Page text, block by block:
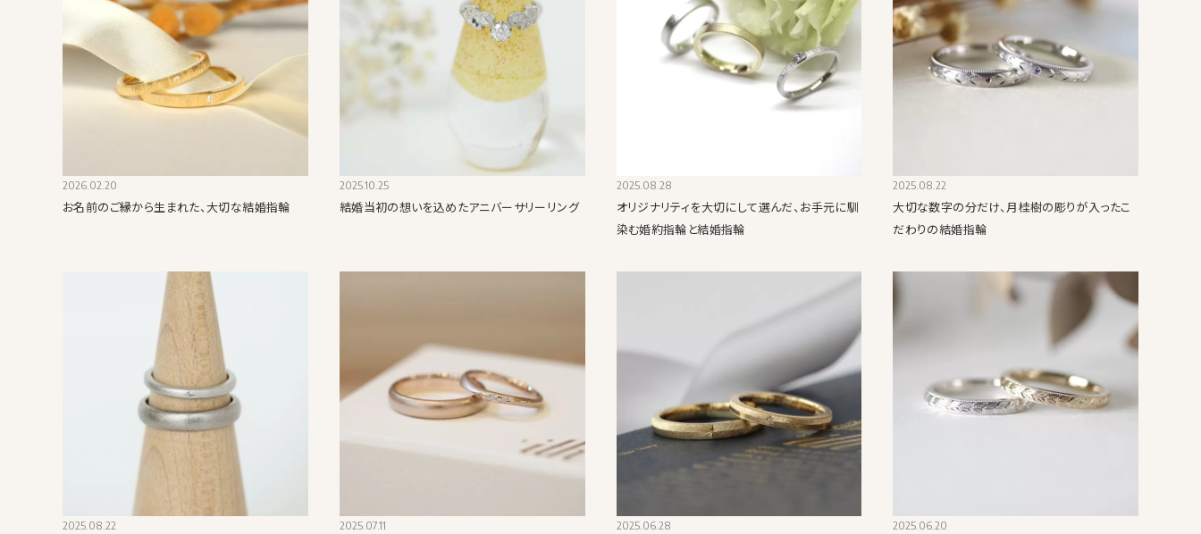
2026.02.20
お名前のご縁から生まれた、大切な結婚指輪
2025.10.25
結婚当初の想いを込めたアニバーサリーリング
2025.08.28
オリジナリティを大切にして選んだ、お手元に馴
染む婚約指輪と結婚指輪
2025.08.22
大切な数字の分だけ、月桂樹の彫りが入ったこ
だわりの結婚指輪
2025.08.22 2025.07.11 2025.06.28 2025.06.20